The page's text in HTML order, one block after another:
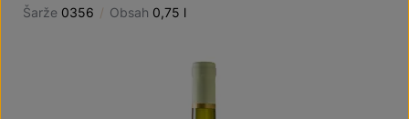
Šarže 0356 / Obsah 0,75 l